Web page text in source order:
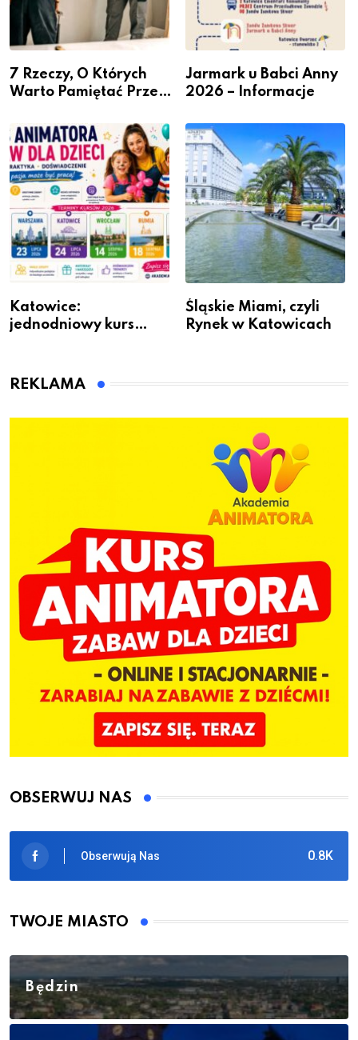
7 Rzeczy, O Których
Warto Pamiętać Przed
Jarmark u Babci Anny
2026 – Informacje
Katowice:
jednodniowy kurs
dzieci
Śląskie Miami, czyli
Rynek w Katowicach
REKLAMA
OBSERWUJ NAS
0.8K
Obserwują Nas
TWOJE MIASTO
Będzin